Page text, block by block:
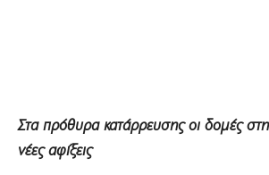
Στα πρόθυρα κατάρρευσης οι δομές
νέες αφίξεις